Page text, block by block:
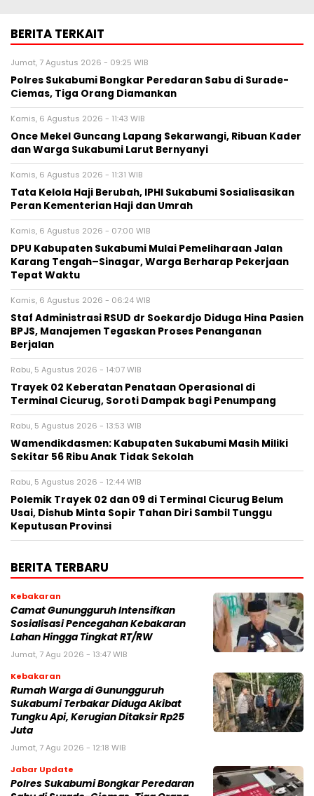
BERITA TERKAIT
Jumat, 7 Agustus 2026 - 09:25 WIB
Polres Sukabumi Bongkar Peredaran Sabu di Surade-
Ciemas, Tiga Orang Diamankan
Kamis, 6 Agustus 2026 - 11:43 WIB
Once Mekel Guncang Lapang Sekarwangi, Ribuan Kader
dan Warga Sukabumi Larut Bernyanyi
Kamis, 6 Agustus 2026 - 11:31 WIB
Tata Kelola Haji Berubah, IPHI Sukabumi Sosialisasikan
Peran Kementerian Haji dan Umrah
Kamis, 6 Agustus 2026 - 07:00 WIB
‎DPU Kabupaten Sukabumi Mulai Pemeliharaan Jalan
Karang Tengah–Sinagar, Warga Berharap Pekerjaan
Tepat Waktu
Kamis, 6 Agustus 2026 - 06:24 WIB
Staf Administrasi RSUD dr Soekardjo Diduga Hina Pasien
BPJS, Manajemen Tegaskan Proses Penanganan
Berjalan
Rabu, 5 Agustus 2026 - 14:07 WIB
‎Trayek 02 Keberatan Penataan Operasional di
Terminal Cicurug, Soroti Dampak bagi Penumpang
Rabu, 5 Agustus 2026 - 13:53 WIB
Wamendikdasmen: Kabupaten Sukabumi Masih Miliki
Sekitar 56 Ribu Anak Tidak Sekolah
Rabu, 5 Agustus 2026 - 12:44 WIB
Polemik Trayek 02 dan 09 di Terminal Cicurug Belum
Usai, Dishub Minta Sopir Tahan Diri Sambil Tunggu
Keputusan Provinsi
BERITA TERBARU
Kebakaran
‎‎Camat Gunungguruh Intensifkan
Sosialisasi Pencegahan Kebakaran
Lahan Hingga Tingkat RT/RW‎
Jumat, 7 Agu 2026 - 13:47 WIB
Kebakaran
‎Rumah Warga di Gunungguruh
Sukabumi Terbakar Diduga Akibat
Tungku Api, Kerugian Ditaksir Rp25
Juta
Jumat, 7 Agu 2026 - 12:18 WIB
Jabar Update
Polres Sukabumi Bongkar Peredaran